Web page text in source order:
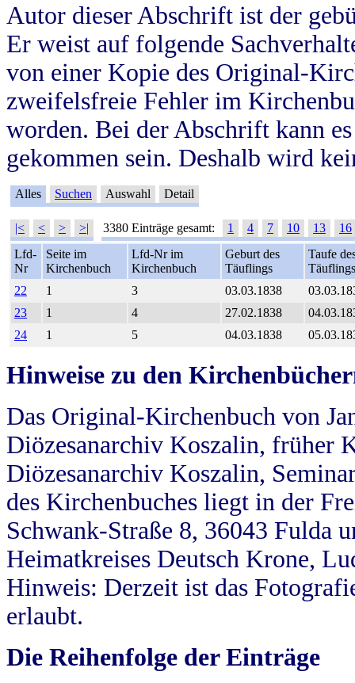
Autor dieser Abschrift ist der
Er weist auf folgende
von einer Kopie des Original-
zweifelsfreie Fehler im
worden. Bei der Abschrift kann
gekommen sein. Deshalb wird
Alles Suchen Auswahl Detail
|< < > >| 3380 Einträge gesamt: 1 4 7 10 13
16
Lfd-
Nr
Seite im
Kirchenbuch
Lfd-Nr im
Kirchenbuch
Geburt des
Täuflings
Taufe
Täuflings
22
1 3 03.03.1838
23
1 4 27.02.1838
24
1 5 04.03.1838
Hinweise zu den
Das Original-Kirchenbuch von
Diözesanarchiv Koszalin, früher
Diözesanarchiv Koszalin,
des Kirchenbuches liegt in der
Schwank-Straße 8, 36043 Fulda
Heimatkreises Deutsch Krone,
Hinweis: Derzeit ist das
erlaubt.
Die Reihenfolge der Einträge